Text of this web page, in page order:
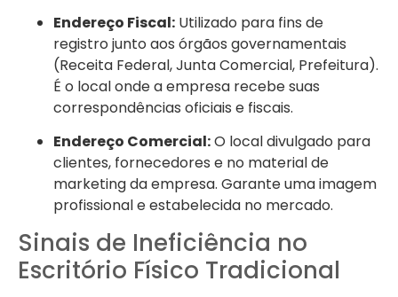
Endereço Fiscal: Utilizado para fins de
registro junto aos órgãos governamentais
(Receita Federal, Junta Comercial, Prefeitura).
É o local onde a empresa recebe suas
correspondências oficiais e fiscais.
Endereço Comercial:O local divulgado para
clientes, fornecedores e no material de
marketing da empresa. Garante uma imagem
profissional e estabelecida no mercado.
Sinais de Ineficiência no
Escritório Físico Tradicional